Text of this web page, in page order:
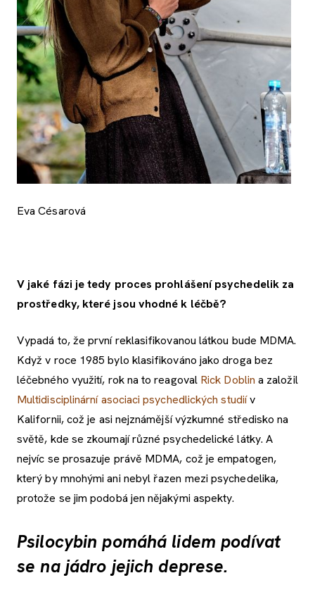
Eva Césarová
V jaké fázi je tedy proces prohlášení psychedelik za
prostředky, které jsou vhodné k léčbě?
Vypadá to, že první reklasifikovanou látkou bude MDMA.
Když v roce 1985 bylo klasifikováno jako droga bez
léčebného využití, rok na to reagoval Rick Doblin a založil
Multidisciplinární asociaci psychedlických studiív
Kalifornii, což je asi nejznámější výzkumné středisko na
světě, kde se zkoumají různé psychedelické látky. A
nejvíc se prosazuje právě MDMA, což je empatogen,
který by mnohými ani nebyl řazen mezi psychedelika,
protože se jim podobá jen nějakými aspekty.
Psilocybin pomáhá lidem podívat
se na jádro jejich deprese.